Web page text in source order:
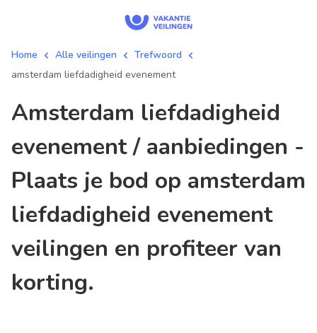
Home Alle veilingen
Trefwoord
amsterdam liefdadigheid evenement
amsterdam liefdadigheid
evenement / aanbiedingen -
Plaats je bod op amsterdam
liefdadigheid evenement
veilingen en profiteer van
korting.